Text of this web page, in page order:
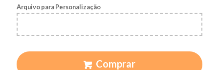
Arquivo para Personalização
Comprar